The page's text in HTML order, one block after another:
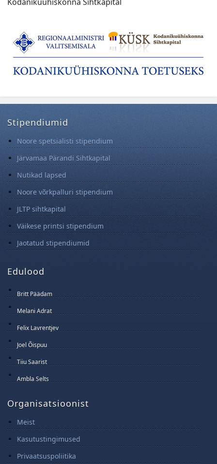
Stipendiumid
Noore spetsialisti stipendium
Järvamaa Pärandi Sihtkapital
Nutikad lapsed
Noore võrkpalluri stipendium
JLTP sihtkapital
Väikese printsi stipendium
Jaotatud stipendiumid
Edulood
Britt Päädam
15 Juuni 2025
Melani Adrat
14 Juuni 2025
Felix Lavrentjev
13 Juuni 2025
Joel Õispuu
12 Juuni 2025
Tiiu Saarist
11 Juuni 2025
Ambla Selts
Organisatsioonist
Meist
Kasutustingimused
Privaatsuspoliitika